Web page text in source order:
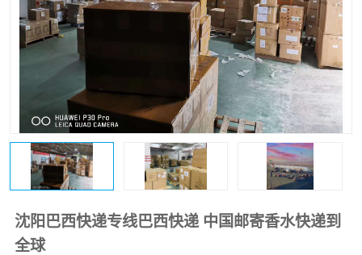
沈阳巴西快递专线巴西快递 中国邮寄香水快递到
全球
深圳国际物流公司 深圳国际快递电话
DHL国际快递电话 深圳国际快递
新能源电池出口物流